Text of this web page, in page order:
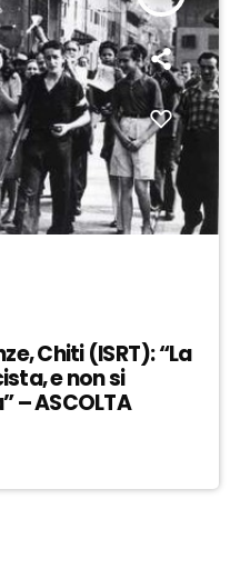
Chiti (ISRT): “La
e non si
– ASCOLTA